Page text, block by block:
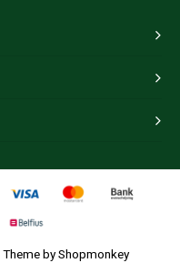
byShopmonkey